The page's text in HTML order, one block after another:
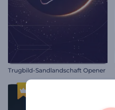
Trugbild-Sandlandschaft Opener